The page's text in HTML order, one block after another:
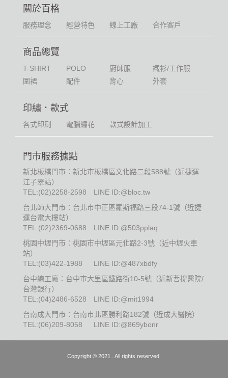
關於百格
服務理念 經營特色 線上工廠 合作客戶
商品總覽
T-SHIRT POLO 廚師服
襯衫/工作服
圍裙
配件 背心 外套
印繡．款式
各式印刷 電腦繡花 款式設計加工
門市服務據點
新北板橋門市：新北市板橋區文化路二段588號（近捷運
江子翠站）
TEL:(02)2258-2598
LINE ID:@bloc.tw
台北師大門市：台北市中正區羅斯福路三段74-1號（近捷
運台電大樓站）
TEL:(02)2369-0688
LINE ID:@503pplaq
桃園中壢門市：桃園市中壢區元化路2-3號（近中壢火車
站）
TEL:(03)422-1988
LINE ID:@487xbdfy
台中總工廠：台中市大里區鐵路街10-5號（近新菩提醫院/
台灣銀行）
TEL:(04)2486-6528
LINE ID:@mit1994
台南成大門市：台南市北區勝利路182號（近成大醫院）
TEL:(06)209-8058 LINE ID:@869ybonr
Copyright © 2021 . All rights reserved.